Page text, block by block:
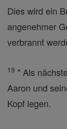
Dies wird ein
angenehmer
verbrannt
19 " Als
Aaron und
Kopf legen.